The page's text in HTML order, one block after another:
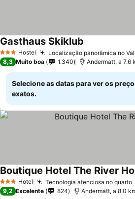
3 EstrelasHostel Localização panorâmica no
Gasthaus Skiklub
8,3 Muito boa 1.340 Andermatt, a 7.6
Selecione as datas para ver os
exatos.
3 EstrelasHotel Tecnologia atenciosa no quarto
Boutique Hotel The River
9,2 Excelente 824 Andermatt, a 8.0